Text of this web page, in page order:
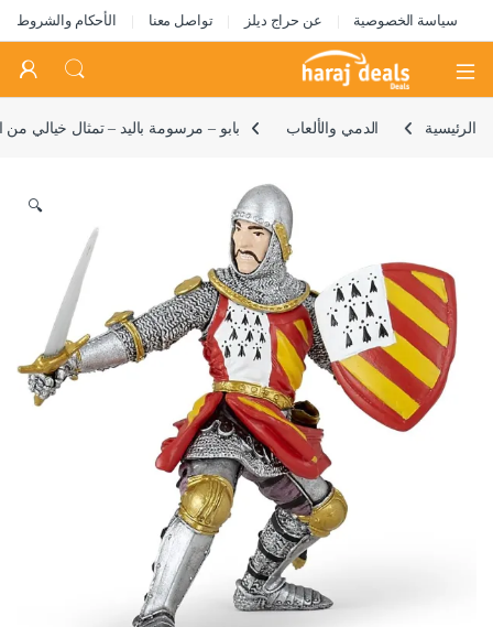
سياسة الخصوصية عن حراج ديلز تواصل معنا الأحكام والشروط
Open
الرئيسية الدمي والألعاب بابو – مرسومة باليد – تمثال خيالي من العصور الوسطى – فارس البطولة -
🔍